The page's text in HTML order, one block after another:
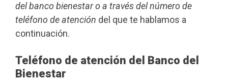
del banco bienestar o a través del número de
teléfono de atención del que te hablamos a
continuación.
Teléfono de atención del Banco del
Bienestar